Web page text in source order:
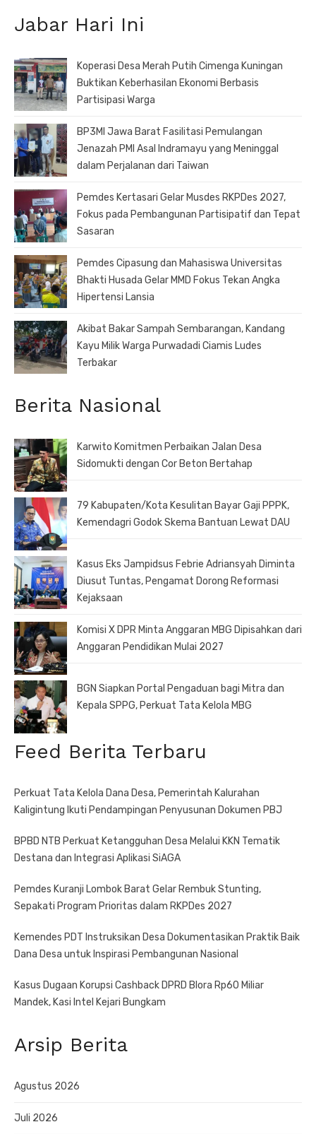
Jabar Hari Ini
Koperasi Desa Merah Putih Cimenga Kuningan
Buktikan Keberhasilan Ekonomi Berbasis
Partisipasi Warga
BP3MI Jawa Barat Fasilitasi Pemulangan
Jenazah PMI Asal Indramayu yang Meninggal
dalam Perjalanan dari Taiwan
Pemdes Kertasari Gelar Musdes RKPDes 2027,
Fokus pada Pembangunan Partisipatif dan Tepat
Sasaran
Pemdes Cipasung dan Mahasiswa Universitas
Bhakti Husada Gelar MMD Fokus Tekan Angka
Hipertensi Lansia
Akibat Bakar Sampah Sembarangan, Kandang
Kayu Milik Warga Purwadadi Ciamis Ludes
Terbakar
Berita Nasional
Karwito Komitmen Perbaikan Jalan Desa
Sidomukti dengan Cor Beton Bertahap
79 Kabupaten/Kota Kesulitan Bayar Gaji PPPK,
Kemendagri Godok Skema Bantuan Lewat DAU
Kasus Eks Jampidsus Febrie Adriansyah Diminta
Diusut Tuntas, Pengamat Dorong Reformasi
Kejaksaan
Komisi X DPR Minta Anggaran MBG Dipisahkan dari
Anggaran Pendidikan Mulai 2027
BGN Siapkan Portal Pengaduan bagi Mitra dan
Kepala SPPG, Perkuat Tata Kelola MBG
Feed Berita Terbaru
Perkuat Tata Kelola Dana Desa, Pemerintah Kalurahan
Kaligintung Ikuti Pendampingan Penyusunan Dokumen PBJ
BPBD NTB Perkuat Ketangguhan Desa Melalui KKN Tematik
Destana dan Integrasi Aplikasi SiAGA
Pemdes Kuranji Lombok Barat Gelar Rembuk Stunting,
Sepakati Program Prioritas dalam RKPDes 2027
Kemendes PDT Instruksikan Desa Dokumentasikan Praktik Baik
Dana Desa untuk Inspirasi Pembangunan Nasional
Kasus Dugaan Korupsi Cashback DPRD Blora Rp60 Miliar
Mandek, Kasi Intel Kejari Bungkam
Arsip Berita
Agustus 2026
Juli 2026